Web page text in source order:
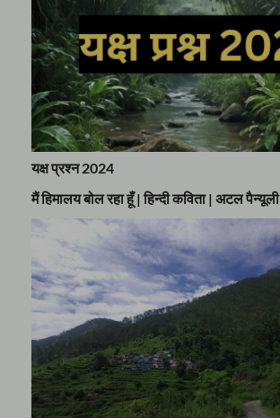
यक्ष प्रश्न 2024
मैं हिमालय बोल रहा हूँ | हिन्दी कविता | अटल पैन्यूली